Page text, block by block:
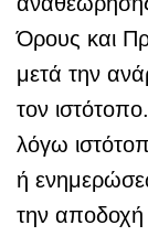
Όρους και
μετά την
τον
λόγω
ή
την